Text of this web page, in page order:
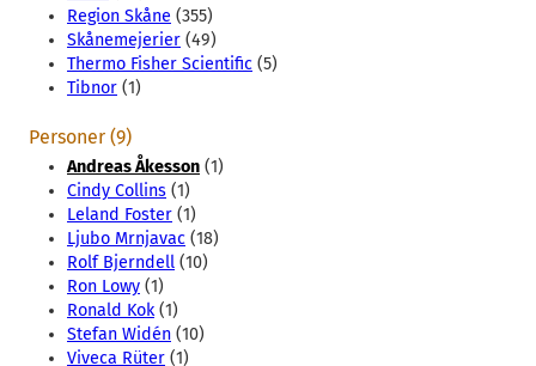
Region Skåne (355)
Skånemejerier (49)
Thermo Fisher Scientific (5)
Tibnor (1)
Personer (9)
Andreas Åkesson (1)
Cindy Collins (1)
Leland Foster (1)
Ljubo Mrnjavac (18)
Rolf Bjerndell (10)
Ron Lowy (1)
Ronald Kok(1)
Stefan Widén (10)
Viveca Rüter (1)